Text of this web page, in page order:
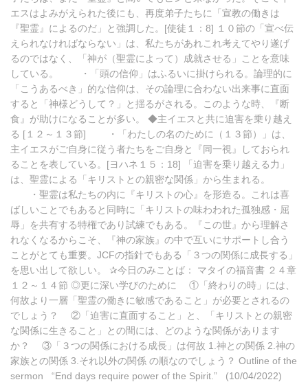
エスはよみがえられた後にも、再度弟子たちに「宣教の働きは
『聖霊』によるのだ」と強調した。[使徒１：8] １０節の「宣べ伝
えられなければならない」は、私たちがあれこれ考えてやり遂げ
るのではなく、「神が（聖霊によって）成就させる」ことを意味
している。 ・「頭の信仰」はふるいに掛けられる。論理的に
「こうあるべき」的な信仰は、その論理に合わない出来事に直面
すると「神様どうして？」と揺るがされる。このような時、『断
食』が助けになることが多い。 ◆主イエスと共に迫害を乗り越え
る [１２～１３節] ・「わたしの名のために（１３節）」は、
主イエスがご自身に従う者たちをご自身と『同一視』しておられ
ることを表している。[ヨハネ１５：18] 「迫害を乗り越える力」
は、聖霊による「キリストとの親密な関係」から生まれる。
・聖霊は私たちの内に『キリストの心』を形造る。これは喜
ばしいことでもあると同時に「キリストの味わわれた孤独感・屈
辱」を共有する特権であり試練でもある。『この世』から理解さ
れなくなるからこそ、『神の家族』の中で互いにサポートし合う
ことがとても重要。JCFの指針でもある「３つの関係に成長する」
を思い出して欲しい。 ✰今日のみことば： マタイの福音書 ２４章
１２～１４節 ◎更に深い学びのために ①「終わりの時」には、
何故より一層「聖霊の働きに敏感であること」が必要とされるの
でしょう？ ②「迫害に直面すること」と、「キリストとの親密
な関係に生きること」との間には、どのような関係があります
か？ ③「３つの関係における成長」は何故 1.神との関係 2.神の
家族との関係 3.それ以外の関係 の順なのでしょう？ Outline of the
sermon “End days require power of the Spirit.” (10/04/2022)